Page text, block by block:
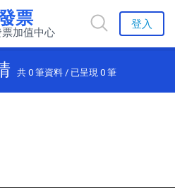
票
加值中心
登入
共 0 筆資料 / 已呈現 0 筆